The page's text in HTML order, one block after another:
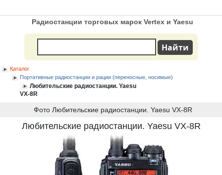
Радиостанции торговых марок Vertex и Yaesu
Каталог
Портативные радиостанции и рации (переносные, носимые)
Любительские радиостанции. Yaesu
VX-8R
Фото Любительские радиостанции. Yaesu VX-8R
Любительские радиостанции. Yaesu VX-8R